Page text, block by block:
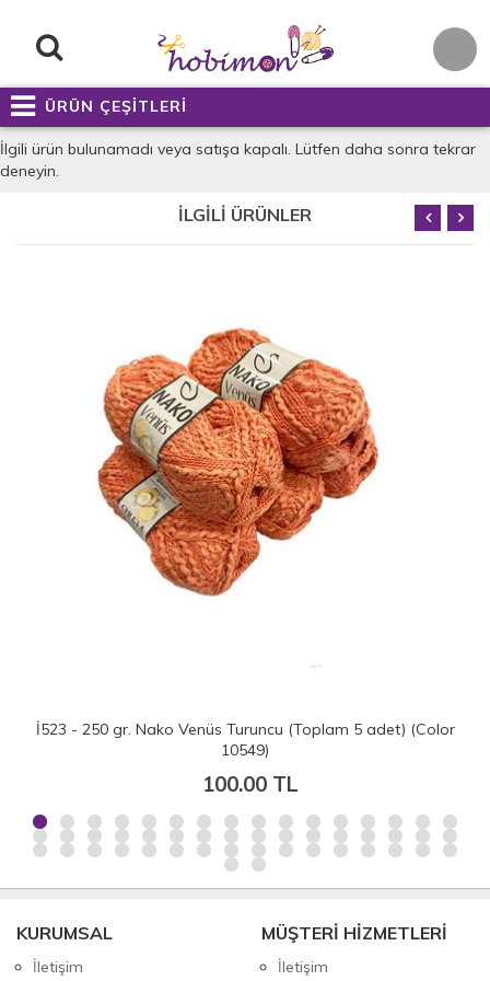
ÜRÜN ÇEŞİTLERİ
İlgili ürün bulunamadı veya satışa kapalı. Lütfen daha sonra tekrar
deneyin.
İLGİLİ ÜRÜNLER
İ523 - 250 gr. Nako Venüs Turuncu (Toplam 5 adet) (Color
10549)
100.00 TL
KURUMSAL
İletişim
MÜŞTERİ HİZMETLERİ
İletişim